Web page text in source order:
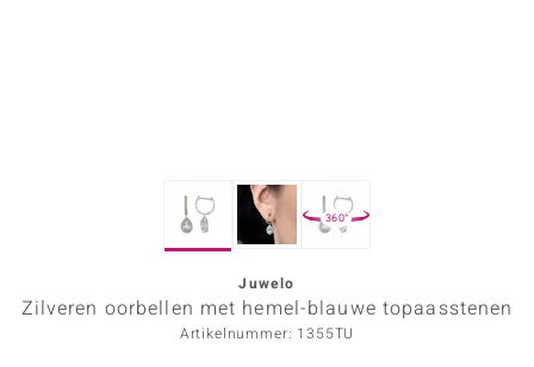
360°
Juwelo
Zilveren oorbellen met hemel-blauwe topaasstenen
Artikelnummer: 1355TU